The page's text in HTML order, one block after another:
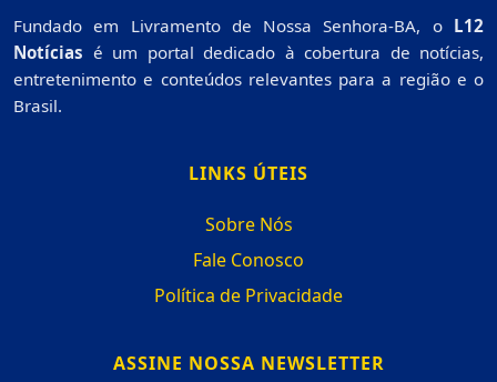
Fundado em Livramento de Nossa Senhora-BA, o L12
Notícias é um portal dedicado à cobertura de notícias,
entretenimento e conteúdos relevantes para a região e o
Brasil.
LINKS ÚTEIS
Sobre Nós
Fale Conosco
Política de Privacidade
ASSINE NOSSA NEWSLETTER